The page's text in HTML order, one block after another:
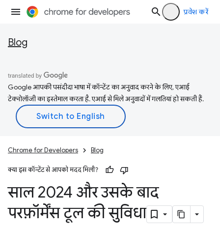
प्रवेश करें
Blog
Google आपकी पसंदीदा भाषा में कॉन्टेंट का अनुवाद करने के लिए, एआई
टेक्नोलॉजी का इस्तेमाल करता है. एआई से मिले अनुवादों में गलतियां हो सकती हैं.
Chrome for Developers Blog
क्या इस कॉन्टेंट से आपको मदद मिली?
साल 2024 और उसके बाद
परफ़ॉर्मेंस टूल की सुविधा